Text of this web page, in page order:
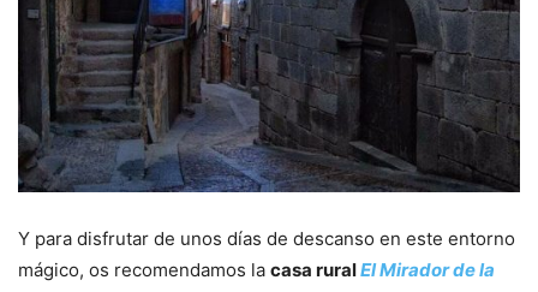
Y para disfrutar de unos días de descanso en este entorno
mágico, os recomendamos la casa ruralEl Mirador de la